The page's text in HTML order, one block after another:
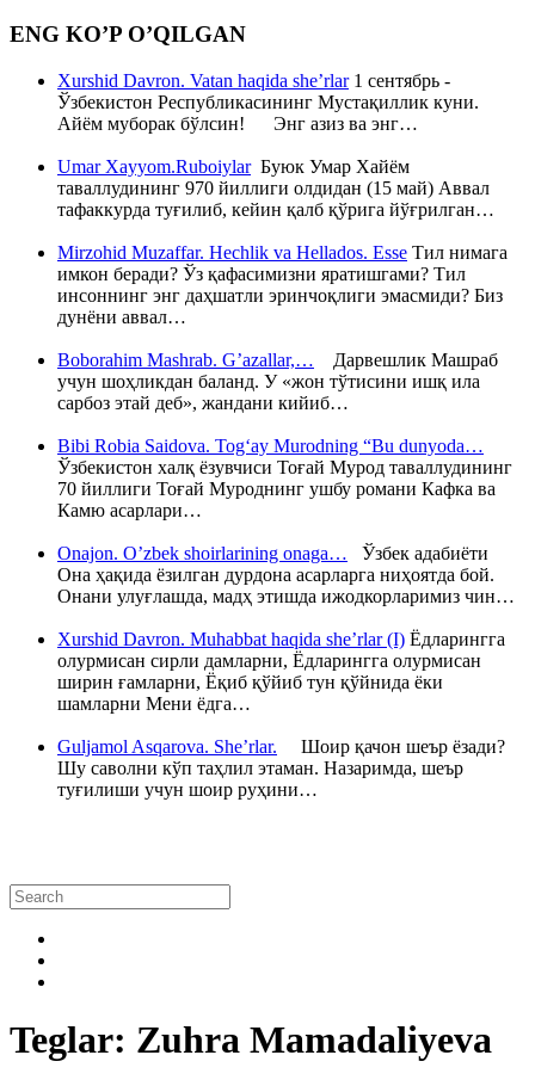
ENG KO’P O’QILGAN
Xurshid Davron. Vatan haqida she’rlar1 сентябрь -
Ўзбекистон Республикасининг Мустақиллик куни.
Айём муборак бўлсин! Энг азиз ва энг…
Umar Xayyom.RuboiylarБуюк Умар Хайём
таваллудининг 970 йиллиги олдидан (15 май) Аввал
тафаккурда туғилиб, кейин қалб қўрига йўғрилган…
Mirzohid Muzaffar. Hechlik va Hellados. Esse Тил нимага
имкон беради? Ўз қафасимизни яратишгами? Тил
инсоннинг энг даҳшатли эринчоқлиги эмасмиди? Биз
дунёни аввал…
Boborahim Mashrab. G’azallar,… Дарвешлик Машраб
учун шоҳликдан баланд. У «жон тўтисини ишқ ила
сарбоз этай деб», жандани кийиб…
Bibi Robia Saidova. Tog‘ay Murodning “Bu dunyoda…
Ўзбекистон халқ ёзувчиси Тоғай Мурод таваллудининг
70 йиллиги Тоғай Муроднинг ушбу романи Кафка ва
Камю асарлари…
Onajon. O’zbek shoirlarining onaga… Ўзбек адабиёти
Она ҳақида ёзилган дурдона асарларга ниҳоятда бой.
Онани улуғлашда, мадҳ этишда ижодкорларимиз чин…
Xurshid Davron. Muhabbat haqida she’rlar (I) Ёдларингга
олурмисан сирли дамларни, Ёдларингга олурмисан
ширин ғамларни, Ёқиб қўйиб тун қўйнида ёки
шамларни Мени ёдга…
Guljamol Asqarova. She’rlar. Шоир қачон шеър ёзади?
Шу саволни кўп таҳлил этаман. Назаримда, шеър
туғилиши учун шоир руҳини…
Teglar: Zuhra Mamadaliyeva